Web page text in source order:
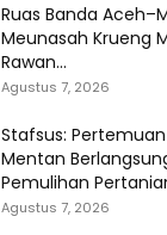
Ruas Banda
Meunasah Krueng
Rawan...
Agustus 7, 2026
Stafsus:
Mentan
Pemulihan
Agustus 7, 2026